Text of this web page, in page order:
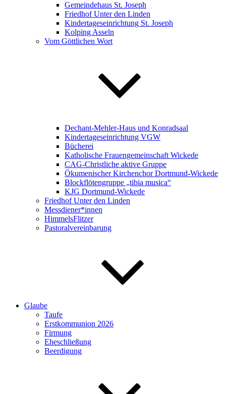
Gemeindehaus St. Joseph
Friedhof Unter den Linden
Kindertageseinrichtung St. Joseph
Kolping Asseln
Vom Göttlichen Wort
Dechant-Mehler-Haus und Konradsaal
Kindertageseinrichtung VGW
Bücherei
Katholische Frauengemeinschaft Wickede
CAG-Christliche aktive Gruppe
Ökumenischer Kirchenchor Dortmund-Wickede
Blockflötengruppe „tibia musica“
KJG Dortmund-Wickede
Friedhof Unter den Linden
Messdiener*innen
HimmelsFlitzer
Pastoralvereinbarung
Glaube
Taufe
Erstkommunion 2026
Firmung
Eheschließung
Beerdigung